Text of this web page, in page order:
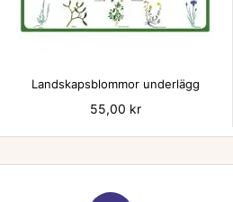
Landskapsblommor underlägg
Pris
55,00 kr